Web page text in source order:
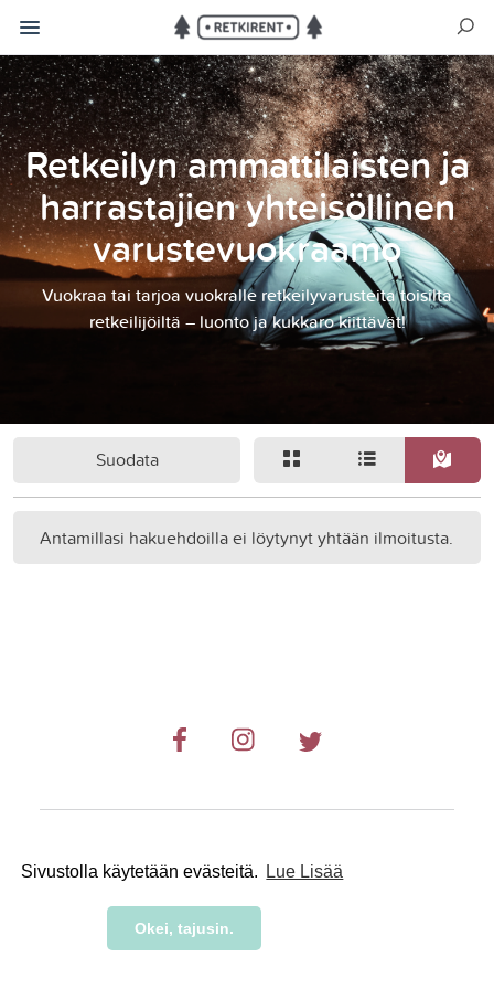
Sivustolla käytetään evästeitä. Lue Lisää
Okei, tajusin.
Retkeilyn ammattilaisten ja
harrastajien yhteisöllinen
varustevuokraamo
Vuokraa tai tarjoa vuokralle retkeilyvarusteita toisilta
retkeilijöiltä – luonto ja kukkaro kiittävät!
Suodata
Antamillasi hakuehdoilla ei löytynyt yhtään ilmoitusta.